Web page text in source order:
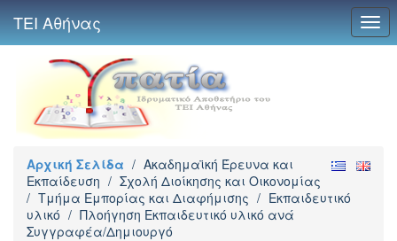
ΤΕΙ Αθήνας
Αρχική Σελίδα / Ακαδημαϊκή Έρευνα και
Εκπαίδευση / Σχολή Διοίκησης και Οικονομίας
/ Τμήμα Εμπορίας και Διαφήμισης / Εκπαιδευτικό
υλικό / Πλοήγηση Εκπαιδευτικό υλικό ανά
Συγγραφέα/Δημιουργό